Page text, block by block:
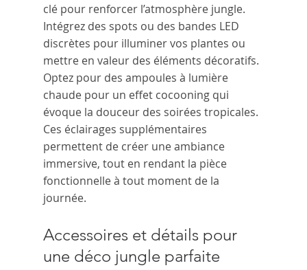
clé pour renforcer l’atmosphère jungle.
Intégrez des spots ou des bandes LED
discrètes pour illuminer vos plantes ou
mettre en valeur des éléments décoratifs.
Optez pour des ampoules à lumière
chaude pour un effet cocooning qui
évoque la douceur des soirées tropicales.
Ces éclairages supplémentaires
permettent de créer une ambiance
immersive, tout en rendant la pièce
fonctionnelle à tout moment de la
journée.
Accessoires et détails pour
une déco jungle parfaite